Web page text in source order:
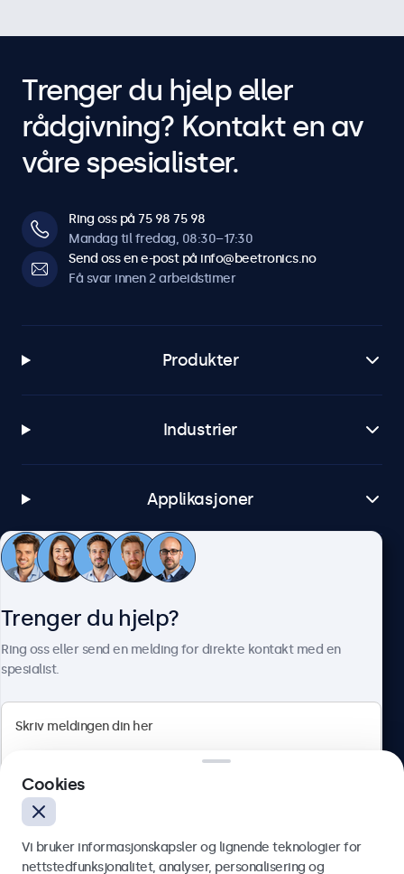
Trenger du hjelp eller
rådgivning? Kontakt en av
våre spesialister.
Ring oss på 75 98 75 98
Mandag til fredag, 08:30–17:30
Send oss en e-post på info@beetronics.no
Få svar innen 2 arbeidstimer
Produkter
Industrier
Applikasjoner
Kundeservice
Norsk
Trenger du hjelp?
Ring oss eller send en melding for direkte kontakt med en
spesialist.
Cookies
Vi bruker informasjonskapsler og lignende teknologier for
nettstedfunksjonalitet, analyser, personalisering og